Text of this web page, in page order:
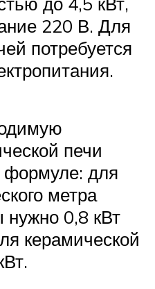
220 В. Для
потребуется
печи
формуле: для
метра
нужно 0,8 кВт
керамической